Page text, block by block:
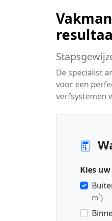
De specialist
voor een
verfsystemen
Kies
m²)